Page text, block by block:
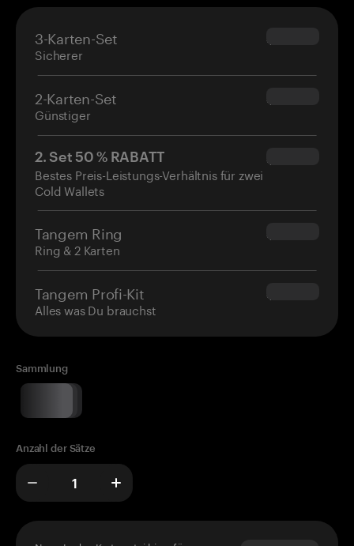
3-Karten-Set
Sicherer
$69.90
2-Karten-Set
Günstiger
$54.90
2. Set 50 % RABATT
Bestes Preis-Leistungs-Verhältnis für zwei
Cold Wallets
$34.95
Tangem Ring
Ring & 2 Karten
$160.00
Tangem Profi-Kit
Alles was Du brauchst
$180.00
Sammlung
Anzahl der Sätze